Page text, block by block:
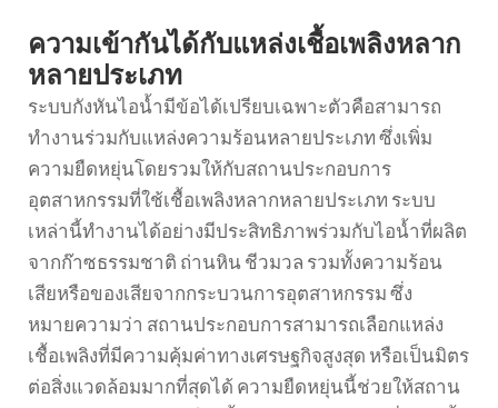
ความเข้ากันได้กับแหล่งเชื้อเพลิงหลาก
หลายประเภท
ระบบกังหันไอน้ำมีข้อได้เปรียบเฉพาะตัวคือสามารถ
ทำงานร่วมกับแหล่งความร้อนหลายประเภท ซึ่งเพิ่ม
ความยืดหยุ่นโดยรวมให้กับสถานประกอบการ
อุตสาหกรรมที่ใช้เชื้อเพลิงหลากหลายประเภท ระบบ
เหล่านี้ทำงานได้อย่างมีประสิทธิภาพร่วมกับไอน้ำที่ผลิต
จากก๊าซธรรมชาติ ถ่านหิน ชีวมวล รวมทั้งความร้อน
เสียหรือของเสียจากกระบวนการอุตสาหกรรม ซึ่ง
หมายความว่า สถานประกอบการสามารถเลือกแหล่ง
เชื้อเพลิงที่มีความคุ้มค่าทางเศรษฐกิจสูงสุด หรือเป็นมิตร
ต่อสิ่งแวดล้อมมากที่สุดได้ ความยืดหยุ่นนี้ช่วยให้สถาน